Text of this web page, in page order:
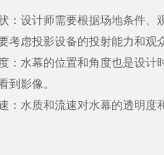
设计师需要根据场地条件、
考虑投影设备的投射能力和观
水幕的位置和角度也是设计
到影像。
水质和流速对水幕的透明度